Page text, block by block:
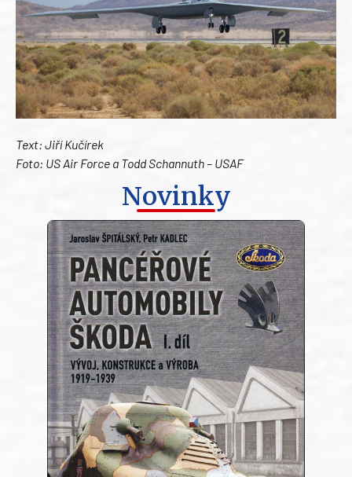
Text: Jiří Kučírek
Foto: US Air Force a Todd Schannuth – USAF
Novinky